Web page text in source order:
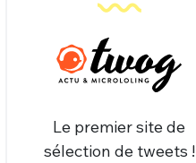
Le premier site de
sélection de tweets !